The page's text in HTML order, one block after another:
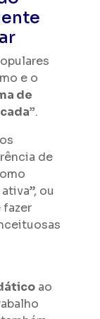
e o
de
.
de
ou
fazer
ao